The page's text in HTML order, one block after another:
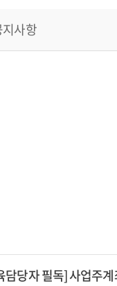
지사항
담당자 필독] 사업주